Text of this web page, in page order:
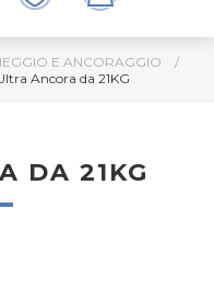
E ANCORAGGIO
/
Ancora da 21KG
DA 21KG